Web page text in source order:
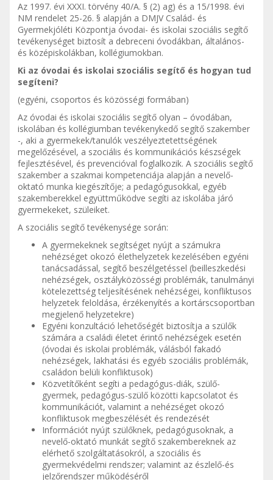
Az 1997. évi XXXI. törvény 40/A. § (2) ag) és a 15/1998. évi
NM rendelet 25-26. § alapján a DMJV Család- és
Gyermekjóléti Központja óvodai- és iskolai szociális segítő
tevékenységet biztosít a debreceni óvodákban, általános-
és középiskolákban, kollégiumokban.
Ki az óvodai és iskolai szociális segítő és hogyan tud
segíteni?
(egyéni, csoportos és közösségi formában)
Az óvodai és iskolai szociális segítő olyan – óvodában,
iskolában és kollégiumban tevékenykedő segítő szakember
-, aki a gyermekek/tanulók veszélyeztetettségének
megelőzésével, a szociális és kommunikációs készségek
fejlesztésével, és prevencióval foglalkozik. A szociális segítő
szakember a szakmai kompetenciája alapján a nevelő-
oktató munka kiegészítője; a pedagógusokkal, egyéb
szakemberekkel együttműködve segíti az iskolába járó
gyermekeket, szüleiket.
A szociális segítő tevékenysége során:
A gyermekeknek segítséget nyújt a számukra
nehézséget okozó élethelyzetek kezelésében egyéni
tanácsadással, segítő beszélgetéssel (beilleszkedési
nehézségek, osztályközösségi problémák, tanulmányi
kötelezettség teljesítésének nehézségei, konfliktusos
helyzetek feloldása, érzékenyítés a kortárscsoportban
megjelenő helyzetekre)
Egyéni konzultáció lehetőségét biztosítja a szülők
számára a családi életet érintő nehézségek esetén
(óvodai és iskolai problémák, válásból fakadó
nehézségek, lakhatási és egyéb szociális problémák,
családon belüli konfliktusok)
Közvetítőként segíti a pedagógus-diák, szülő-
gyermek, pedagógus-szülő közötti kapcsolatot és
kommunikációt, valamint a nehézséget okozó
konfliktusok megbeszélését és rendezését
Információt nyújt szülőknek, pedagógusoknak, a
nevelő-oktató munkát segítő szakembereknek az
elérhető szolgáltatásokról, a szociális és
gyermekvédelmi rendszer; valamint az észlelő-és
jelzőrendszer működéséről